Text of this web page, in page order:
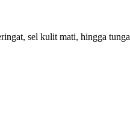
sel kulit mati, hingga